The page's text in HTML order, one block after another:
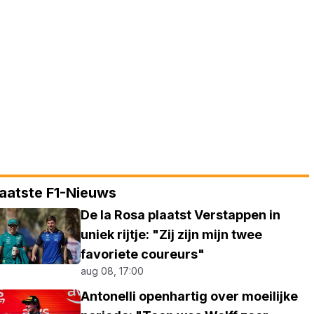
F1-Nieuws
De la Rosa plaatst Verstappen in
uniek rijtje: "Zij zijn mijn twee
favoriete coureurs"
aug 08, 17:00
Antonelli openhartig over moeilijke